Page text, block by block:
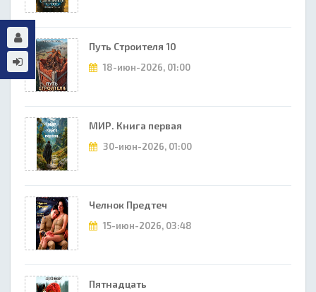
Путь Строителя 10
18-июн-2026, 01:00
МИР. Книга первая
30-июн-2026, 01:00
Челнок Предтеч
15-июн-2026, 03:48
Пятнадцать